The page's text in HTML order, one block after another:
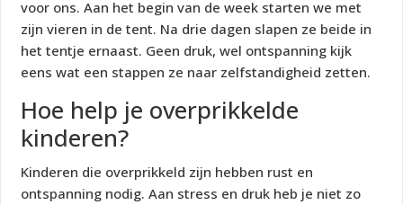
voor ons. Aan het begin van de week starten we met
zijn vieren in de tent. Na drie dagen slapen ze beide in
het tentje ernaast. Geen druk, wel ontspanning kijk
eens wat een stappen ze naar zelfstandigheid zetten.
Hoe help je overprikkelde
kinderen?
Kinderen die overprikkeld zijn hebben rust en
ontspanning nodig. Aan stress en druk heb je niet zo